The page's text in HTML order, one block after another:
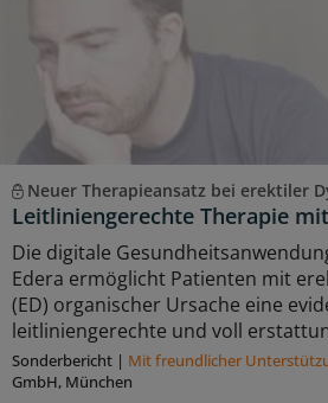
Neuer Therapieansatz bei erektiler
Leitliniengerechte Therapie
Die digitale
Edera ermöglicht Patienten mit
(ED) organischer Ursache eine
leitliniengerechte und voll
Sonderbericht | Mit freundlicher
GmbH, München